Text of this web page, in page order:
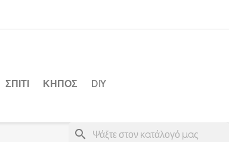
ΣΠΙΤΙ ΚΗΠΟΣ DIY
search